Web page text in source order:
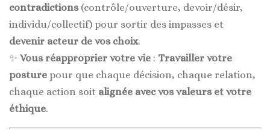
contradictions(contrôle/ouverture, devoir/désir,
individu/collectif) pour sortir des impasses et
devenir acteur de vos choix.
✨ Vous réapproprier votre vie : Travailler votre
posture pour que chaque décision, chaque relation,
chaque action soit alignée avec vos valeurs et votre
éthique.